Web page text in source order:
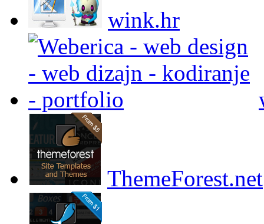
wink.hr
ThemeForest.net